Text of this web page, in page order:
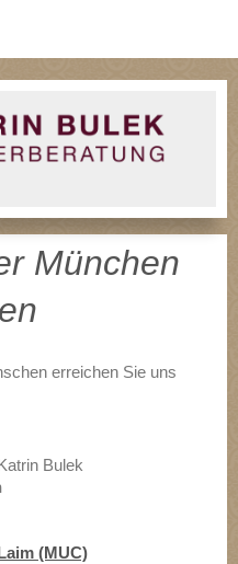
München
erreichen Sie uns
Bulek
(MUC)